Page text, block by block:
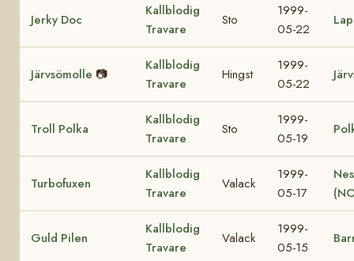
Jerky Doc
Kallblodig
Travare
Sto
1999-
05-22
Järvsömolle 📷
Kallblodig
Travare
Hingst
1999-
05-22
Troll Polka
Kallblodig
Travare
Sto
1999-
05-19
Turbofuxen
Kallblodig
Travare
Valack
1999-
05-17
Guld Pilen
Kallblodig
Travare
Valack
1999-
05-15